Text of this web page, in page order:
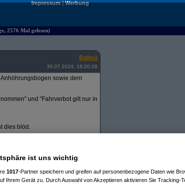
Impressum|Werbung
2576 Mal gelesen)
Babsü
30.07.2024, 18:20:28
sowie dem
und "Fahrverbot gilt nur in
dies blöd.
haben.
wäre.
und da keinerlei Einschränkungen
ist uns wichtig
1017-Partner speichern und greifen auf personenbezogene Daten wie
Ihrem Gerät zu. Durch Auswahl von Akzeptieren aktivieren Sie Tracking-